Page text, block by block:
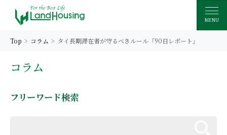
MENU
Top コラム タイ長期滞在者が守るべきルール「90日レポート」
コラム
フリーワード検索